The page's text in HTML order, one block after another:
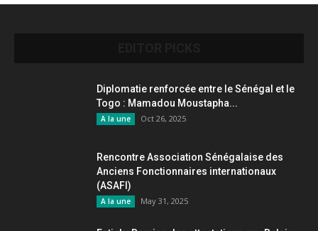
Diplomatie renforcée entre le Sénégal et le
Togo : Mamadou Moustapha...
A la une Oct 26, 2025
Rencontre Association Sénégalaise des
Anciens Fonctionnaires internationaux
(ASAFI)
A la une May 31, 2025